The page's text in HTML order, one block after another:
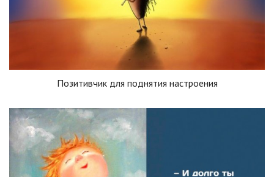
Позитивчик для поднятия настроения